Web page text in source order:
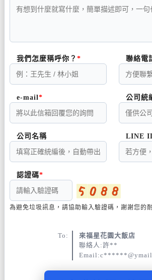
我們怎麼稱呼你？ 聯絡電
e-mail 公司統
公司名稱 LINE
認證碼
為避免垃圾訊息，請協助輸入驗證碼，謝謝您的
To:
來福星花園大飯店
聯絡人:許**